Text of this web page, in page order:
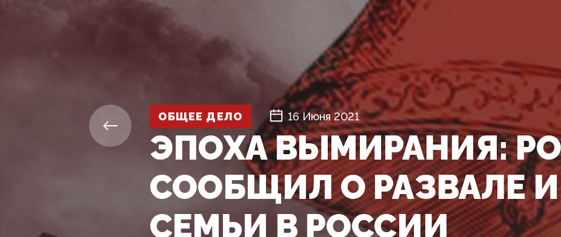
ОБЩЕЕ ДЕЛО 16 Июня 2021
ЭПОХА ВЫМИРАНИЯ:
СООБЩИЛ О РАЗВАЛЕ
СЕМЬИ В РОССИИ